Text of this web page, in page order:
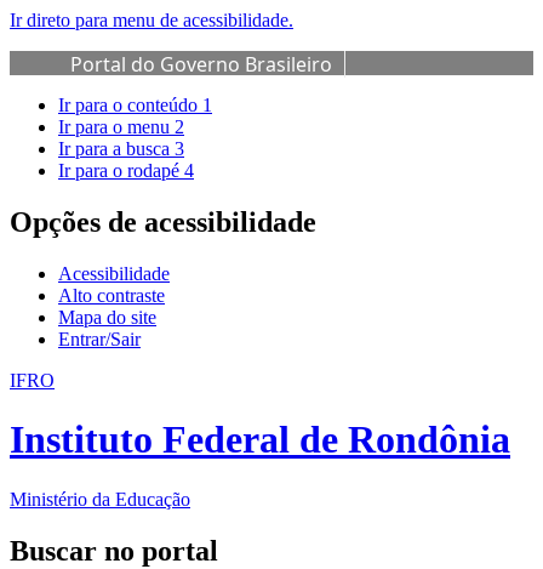
Ir direto para menu de acessibilidade.
Portal do Governo Brasileiro
Ir para o conteúdo 1
Ir para o menu 2
Ir para a busca 3
Ir para o rodapé 4
Opções de acessibilidade
Acessibilidade
Alto contraste
Mapa do site
Entrar/Sair
IFRO
Instituto Federal de Rondônia
Ministério da Educação
Buscar no portal